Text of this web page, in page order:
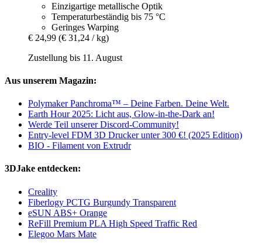
Einzigartige metallische Optik
Temperaturbeständig bis 75 °C
Geringes Warping
€ 24,99 (€ 31,24 / kg)
Zustellung bis 11. August
Aus unserem Magazin:
Polymaker Panchroma™ – Deine Farben. Deine Welt.
Earth Hour 2025: Licht aus, Glow-in-the-Dark an!
Werde Teil unserer Discord-Community!
Entry-level FDM 3D Drucker unter 300 €! (2025 Edition)
BIO - Filament von Extrudr
3DJake entdecken:
Creality
Fiberlogy PCTG Burgundy Transparent
eSUN ABS+ Orange
ReFill Premium PLA High Speed Traffic Red
Elegoo Mars Mate